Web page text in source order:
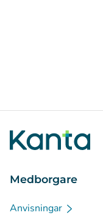
Medborgare
Anvisningar